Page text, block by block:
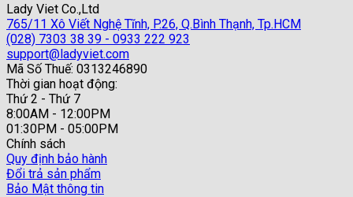
110,000 VND
Lady Viet Co.,Ltd
765/11 Xô Viết Nghệ Tĩnh, P.26, Q.Bình Thạnh, Tp.HCM
(028) 7303 38 39 - 0933 222 923
support@ladyviet.com
Mã Số Thuế: 0313246890
Thời gian hoạt động:
Thứ 2 - Thứ 7
8:00AM - 12:00PM
01:30PM - 05:00PM
Chính sách
Quy định bảo hành
Đổi trả sản phẩm
Bảo Mật thông tin